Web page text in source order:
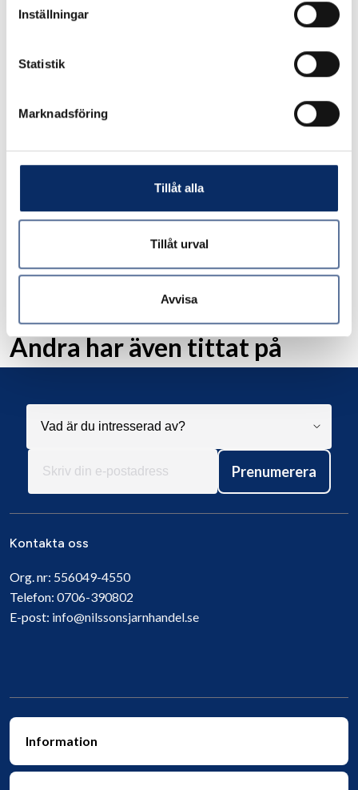
Inställningar
Statistik
Marknadsföring
Tillåt alla
Tillåt urval
Avvisa
794kr
Liknande produkter
Andra har även tittat på
Prenumerera
Kontakta oss
Org. nr: 556049-4550
Telefon: 0706-390802
E-post: info@nilssonsjarnhandel.se
Information